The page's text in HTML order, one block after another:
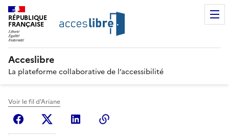
RÉPUBLIQUE
FRANÇAISE
Acceslibre
La plateforme collaborative de l’accessibilité
Voir le fil d'Ariane
FacebookX (anciennement Twitter)
Linkedin